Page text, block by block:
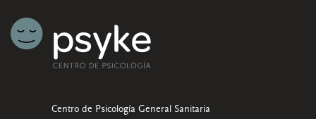
Centro de Psicología General Sanitaria